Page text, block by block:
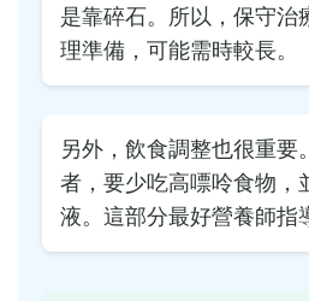
是靠碎石。所以，保守治
理準備，可能需時較長。
另外，飲食調整也很重要
者，要少吃高嘌呤食物，
液。這部分最好營養師指